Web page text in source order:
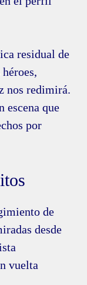
residual de
nos redimirá.
escena que
por
de
desde
vuelta